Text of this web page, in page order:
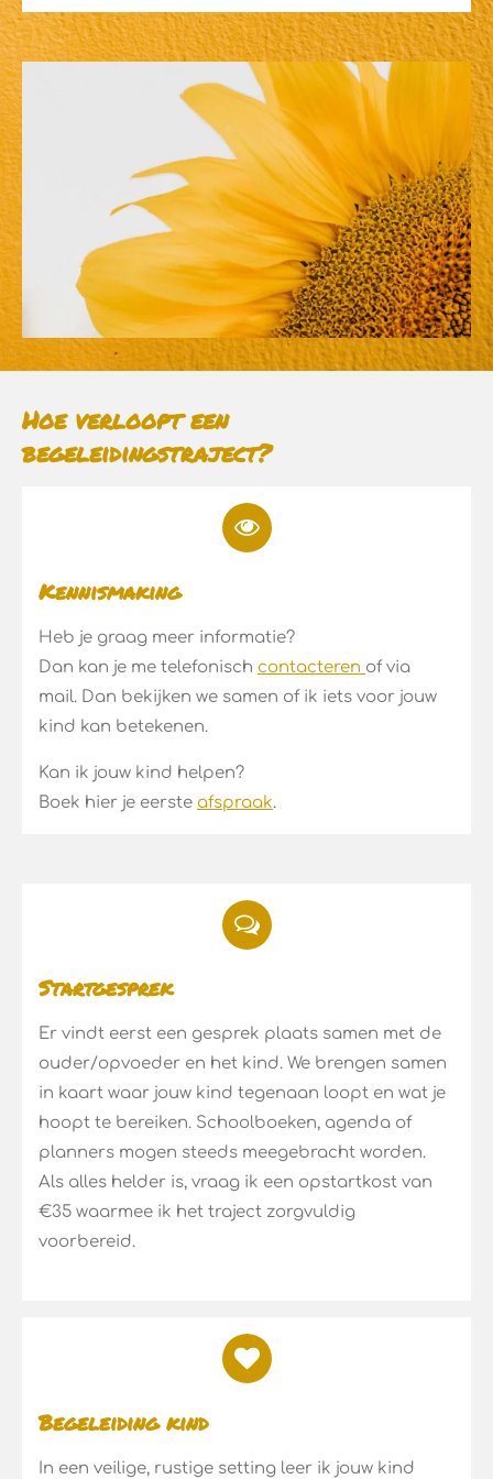
Hoe verloopt een
begeleidingstraject?
Kennismaking
Heb je graag meer informatie?
Dan kan je me telefonisch contacteren of via
mail. Dan bekijken we samen of ik iets voor jouw
kind kan betekenen.
Kan ik jouw kind helpen?
Boek hier je eerste afspraak.
Startgesprek
Er vindt eerst een gesprek plaats samen met de
ouder/opvoeder en het kind. We brengen samen
in kaart waar jouw kind tegenaan loopt en wat je
hoopt te bereiken. Schoolboeken, agenda of
planners mogen steeds meegebracht worden.
Als alles helder is, vraag ik een opstartkost van
€35 waarmee ik het traject zorgvuldig
voorbereid.
Begeleiding kind
In een veilige, rustige setting leer ik jouw kind